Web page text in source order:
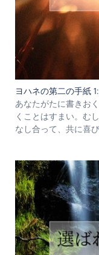
ヨハネの第二の手紙
あなたがたに書きお
くことはすまい。む
なし合って、共に喜